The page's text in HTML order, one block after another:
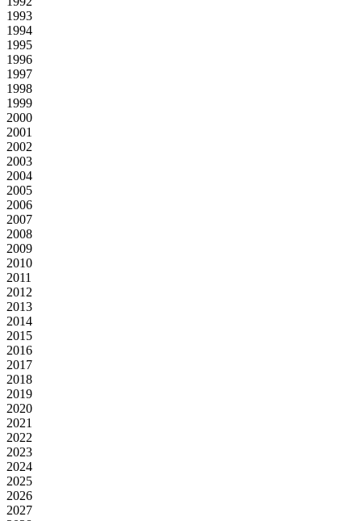
1993
1994
1995
1996
1997
1998
1999
2000
2001
2002
2003
2004
2005
2006
2007
2008
2009
2010
2011
2012
2013
2014
2015
2016
2017
2018
2019
2020
2021
2022
2023
2024
2025
2026
2027